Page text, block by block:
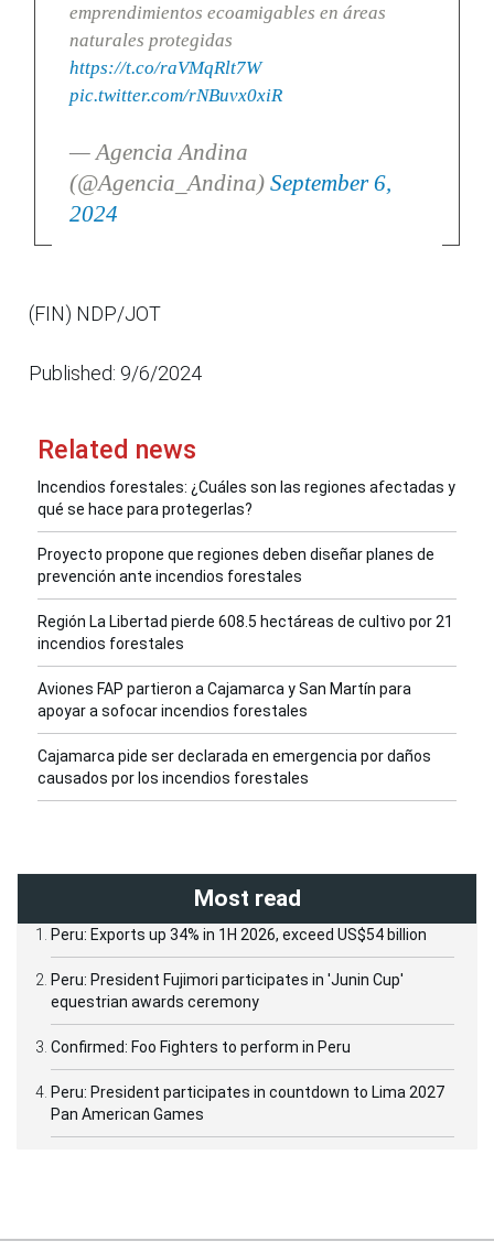
emprendimientos ecoamigables en áreas
naturales protegidas
https://t.co/raVMqRlt7W
pic.twitter.com/rNBuvx0xiR
— Agencia Andina
(@Agencia_Andina) September 6,
2024
(FIN) NDP/JOT
Published: 9/6/2024
Related news
Incendios forestales: ¿Cuáles son las regiones afectadas y
qué se hace para protegerlas?
Proyecto propone que regiones deben diseñar planes de
prevención ante incendios forestales
Región La Libertad pierde 608.5 hectáreas de cultivo por 21
incendios forestales
Aviones FAP partieron a Cajamarca y San Martín para
apoyar a sofocar incendios forestales
Cajamarca pide ser declarada en emergencia por daños
causados por los incendios forestales
Most read
Peru: Exports up 34% in 1H 2026, exceed US$54 billion
Peru: President Fujimori participates in 'Junin Cup'
equestrian awards ceremony
Confirmed: Foo Fighters to perform in Peru
Peru: President participates in countdown to Lima 2027
Pan American Games